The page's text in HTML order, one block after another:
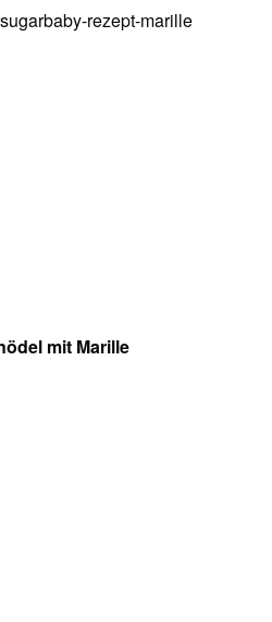
mit Marille